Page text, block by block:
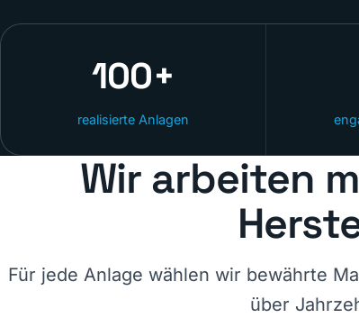
100+
realisierte Anlagen
Wir arbeiten
Für jede Anlage wählen wir bewährte
über